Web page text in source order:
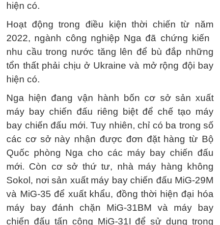
hiện có.
Hoạt động trong điều kiện thời chiến từ năm
2022, ngành công nghiệp Nga đã chứng kiến ​​
nhu cầu trong nước tăng lên để bù đắp những
tổn thất phải chịu ở Ukraine và mở rộng đội bay
hiện có.
Nga hiện đang vận hành bốn cơ sở sản xuất
máy bay chiến đấu riêng biệt để chế tạo máy
bay chiến đấu mới. Tuy nhiên, chỉ có ba trong số
các cơ sở này nhận được đơn đặt hàng từ Bộ
Quốc phòng Nga cho các máy bay chiến đấu
mới. Còn cơ sở thứ tư, nhà máy hàng không
Sokol, nơi sản xuất máy bay chiến đấu MiG-29M
và MiG-35 để xuất khẩu, đồng thời hiện đại hóa
máy bay đánh chặn MiG-31BM và máy bay
chiến đấu tấn công MiG-31I để sử dụng trong